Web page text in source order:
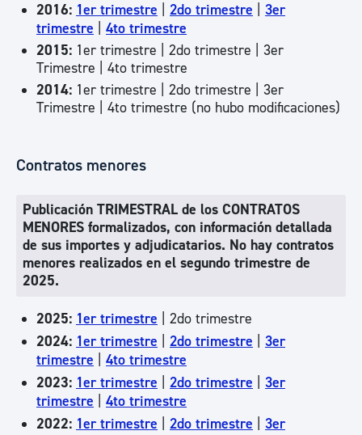
2016: 1er trimestre 2do trimestre
3er
trimestre
4to trimestre
2015: 1er trimestre | 2do trimestre | 3er
Trimestre | 4to trimestre
2014: 1er trimestre | 2do trimestre | 3er
Trimestre | 4to trimestre (no hubo modificaciones)
Contratos menores
Publicación TRIMESTRAL de los CONTRATOS
MENORES formalizados, con información detallada
de sus importes y adjudicatarios. No hay contratos
menores realizados en el segundo trimestre de
2025.
2025: 1er trimestre | 2do trimestre
2024: 1er trimestre 2do trimestre
3er
trimestre
4to trimestre
2023: 1er trimestre 2do trimestre
3er
trimestre
4to trimestre
2022: 1er trimestre 2do trimestre
3er